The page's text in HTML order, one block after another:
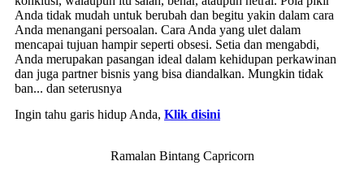
Anda tidak mudah untuk berubah dan begitu yakin dalam cara
Anda menangani persoalan. Cara Anda yang ulet dalam
mencapai tujuan hampir seperti obsesi. Setia dan mengabdi,
Anda merupakan pasangan ideal dalam kehidupan perkawinan
dan juga partner bisnis yang bisa diandalkan. Mungkin tidak
ban... dan seterusnya
Ingin tahu garis hidup Anda, Klik disini
Ramalan Bintang Capricorn